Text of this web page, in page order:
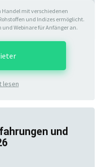
Handel mit verschiedenen
Rohstoffen und Indizes ermöglicht.
Webinare für Anfänger an.
lesen
und